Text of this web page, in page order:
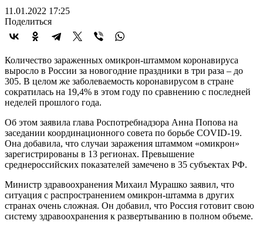
11.01.2022 17:25
Поделиться
Количество зараженных омикрон-штаммом коронавируса
выросло в России за новогодние праздники в три раза – до
305. В целом же заболеваемость коронавирусом в стране
сократилась на 19,4% в этом году по сравнению с последней
неделей прошлого года.
Об этом заявила глава Роспотребнадзора Анна Попова на
заседании координационного совета по борьбе COVID-19.
Она добавила, что случаи заражения штаммом «омикрон»
зарегистрированы в 13 регионах. Превышение
среднероссийских показателей замечено в 35 субъектах РФ.
Министр здравоохранения Михаил Мурашко заявил, что
ситуация с распространением омикрон-штамма в других
странах очень сложная. Он добавил, что Россия готовит свою
систему здравоохранения к развертыванию в полном объеме.